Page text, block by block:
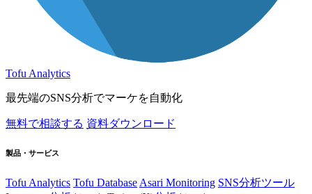
Tofu Analytics
最先端のSNS分析でマーケを自動化
無料で相談する 資料ダウンロード
製品・サービス
Tofu Analytics Tofu DatabaseAsari Monitoring SNS分析ツール